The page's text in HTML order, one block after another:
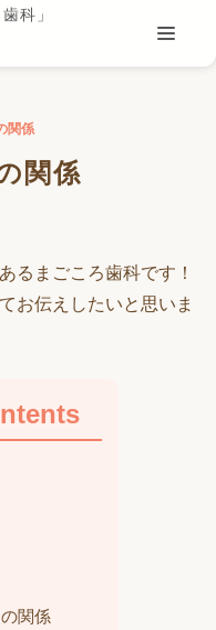
科」
関係
関係
るまごころ歯科です！
お伝えしたいと思いま
関係